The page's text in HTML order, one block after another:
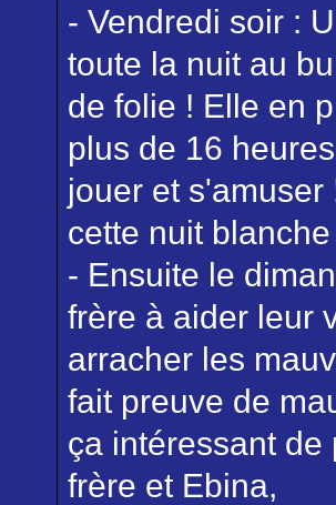
- Vendredi soir :
toute la nuit au
de folie ! Elle en
plus de 16
jouer et
cette nuit
- Ensuite le
frère à aider leur
arracher les
fait preuve de
ça intéressant de
frère et Ebina,